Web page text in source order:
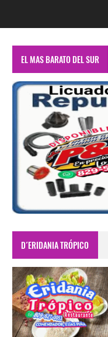
EL MAS BARATO DEL SUR
D´ERIDANIA TRÓPICO